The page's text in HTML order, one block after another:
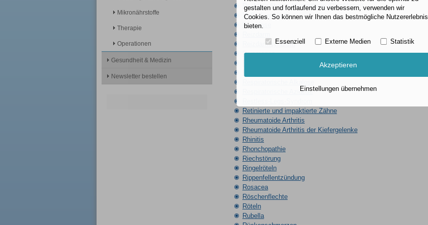
Mikronährstoffe
Therapie
Operationen
Gesundheit & Medizin
Newsletter bestellen
Reaktive fibröse Hyperplasie (Reizfibrom)
Refluxkrankheit
Reizblase
Reizdarmsyndrom
Reizmagen
Respiratorische Azidose
Retinierte und impaktierte Zähne
Rheumatoide Arthritis
Rheumatoide Arthritis der Kiefergelenke
Rhinitis
Rhonchopathie
Riechstörung
Ringelröteln
Rippenfellentzündung
Rosacea
Röschenflechte
Röteln
Rubella
gestalten und fortlaufend zu verbessern, verwenden wir
Cookies. So können wir Ihnen das bestmögliche Nutzererlebnis
bieten.
Essenziell Externe Medien Statistik
Akzeptieren
Einstellungen übernehmen